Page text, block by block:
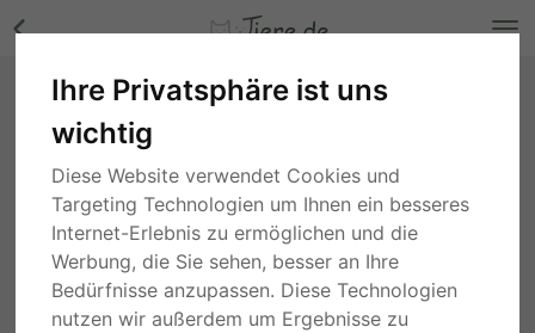
Ihre Privatsphäre ist uns
wichtig
Diese Website verwendet Cookies und
Targeting Technologien um Ihnen ein besseres
Internet-Erlebnis zu ermöglichen und die
Werbung, die Sie sehen, besser an Ihre
Bedürfnisse anzupassen. Diese Technologien
nutzen wir außerdem um Ergebnisse zu
Nancy - Großherzige Hundedame, ca. 10
Jahre/64cm/36kg, Mischling - Hündin Bilder
Bayern, vor 3 Jahren